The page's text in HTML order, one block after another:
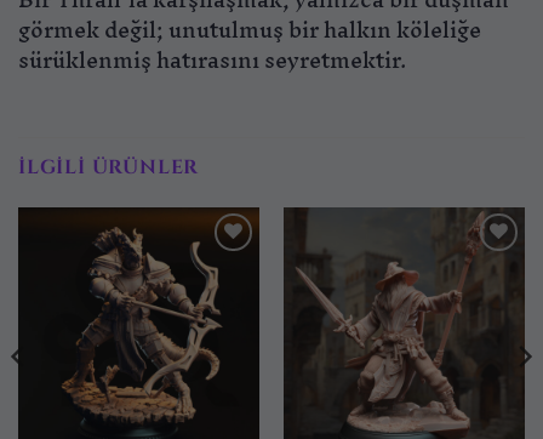
görmek değil; unutulmuş bir halkın köleliğe
sürüklenmiş hatırasını seyretmektir.
İLGILI ÜRÜNLER
İstek
listesine
ekle
İstek
listesine
ekle